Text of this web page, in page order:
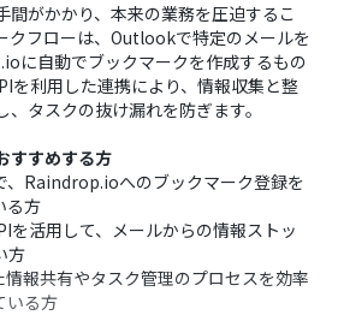
間がかかり、本来の業務を圧迫するこ
クフローは、Outlookで特定のメールを
に自動でブックマークを作成するもの
を利用した連携により、情報収集と整
タスクの抜け漏れを防ぎます。
すすめする方
、Raindrop.ioへのブックマーク登録を
る方
活用して、メールからの情報ストッ
方
報共有やタスク管理のプロセスを効率
いる方